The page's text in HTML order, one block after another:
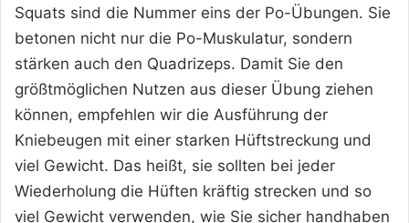
Squats sind die Nummer eins der Po-Übungen. Sie
betonen nicht nur die Po-Muskulatur, sondern
stärken auch den Quadrizeps. Damit Sie den
größtmöglichen Nutzen aus dieser Übung ziehen
können, empfehlen wir die Ausführung der
Kniebeugen mit einer starken Hüftstreckung und
viel Gewicht. Das heißt, sie sollten bei jeder
Wiederholung die Hüften kräftig strecken und so
viel Gewicht verwenden, wie Sie sicher handhaben